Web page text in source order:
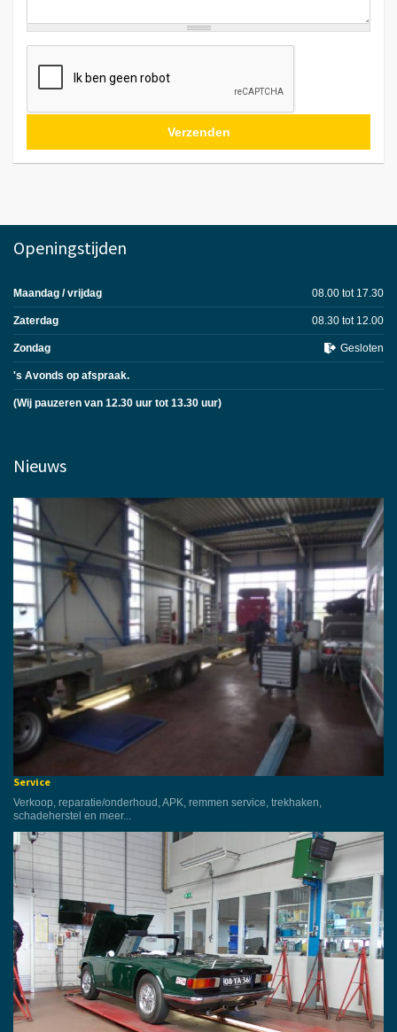
Verzenden
Openingstijden
Maandag / vrijdag 08.00 tot 17.30
Zaterdag 08.30 tot 12.00
Zondag Gesloten
's Avonds op afspraak.
(Wij pauzeren van 12.30 uur tot 13.30 uur)
Nieuws
Service
Verkoop, reparatie/onderhoud, APK, remmen service, trekhaken,
schadeherstel en meer...